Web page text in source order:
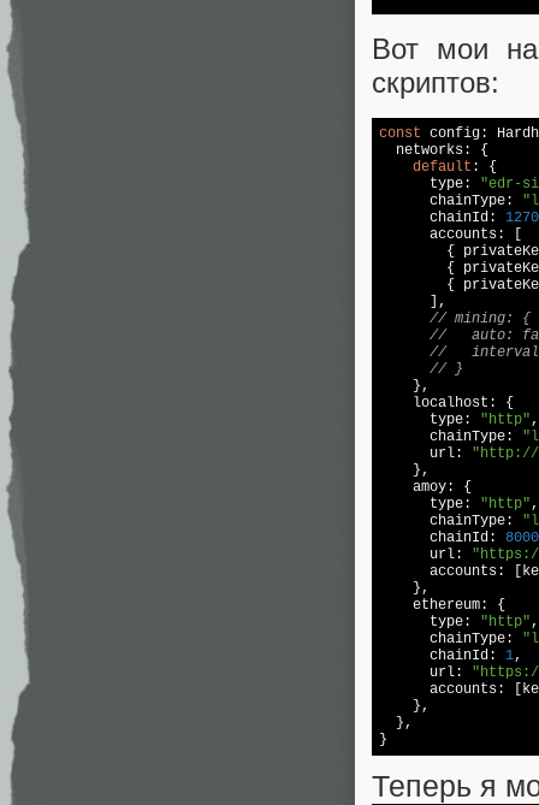
Вот мои
скриптов:
const config:
  networks: {
default : {
      type:
"edr-
      chainType:
      chainId:
      accounts: [
{
{
{
      ],
// mining: {
//   auto:
//
// }
    },
    localhost: {
      type:
"http",
      chainType:
      url:
"http://
    },
    amoy: {
      type:
"http",
      chainType:
      chainId:
      url:
"https://
accounts:
    },
    ethereum: {
      type:
"http",
      chainType:
      chainId:
1,
      url:
accounts:
    },
  },
}
Теперь я